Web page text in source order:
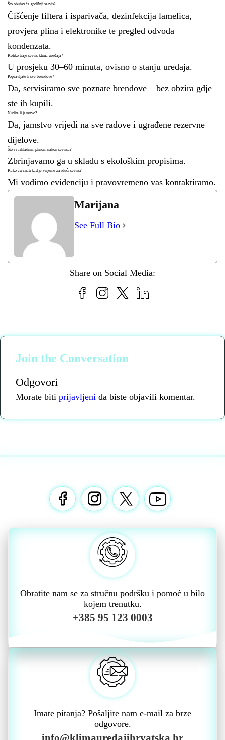
Što obuhvaća godišnji servis?
Čišćenje filtera i isparivača, dezinfekcija lamelica,
provjera plina i elektronike te pregled odvoda
kondenzata.
Koliko traje servis klima uređaja?
U prosjeku 30–60 minuta, ovisno o stanju uređaja.
Popravljate li sve brendove?
Da, servisiramo sve poznate brendove – bez obzira gdje
ste ih kupili.
Nudite li jamstvo?
Da, jamstvo vrijedi na sve radove i ugrađene rezervne
dijelove.
Što s rashladnim plinom nakon servisa?
Zbrinjavamo ga u skladu s ekološkim propisima.
Kako ću znati kad je vrijeme za idući servis?
Mi vodimo evidenciju i pravovremeno vas kontaktiramo.
Marijana
See Full Bio
Share on Social Media:
Join the Conversation
Odgovori
Morate biti prijavljeni da biste objavili komentar.
Obratite nam se za stručnu podršku i pomoć u bilo
kojem trenutku.
+385 95 123 0003
Imate pitanja? Pošaljite nam e-mail za brze
odgovore.